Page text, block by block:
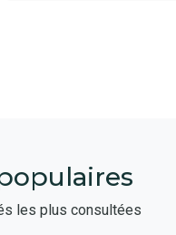
les plus consultées